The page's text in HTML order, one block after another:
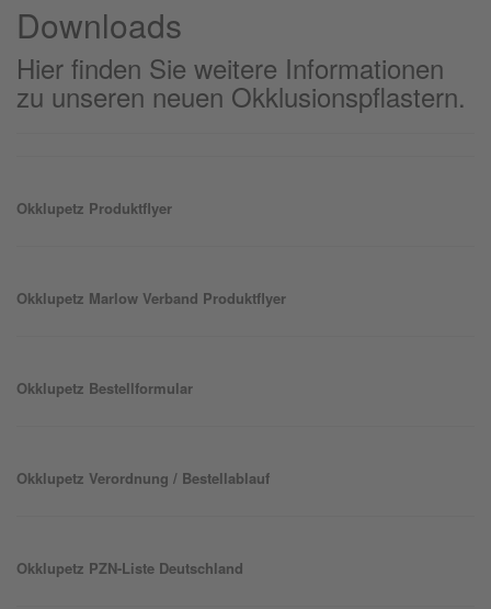
Downloads
Hier finden Sie weitere Informationen
zu unseren neuen Okklusionspflastern.
Okklupetz Produktflyer
Okklupetz Marlow Verband Produktflyer
Okklupetz Bestellformular
Okklupetz Verordnung / Bestellablauf
Okklupetz PZN-Liste Deutschland